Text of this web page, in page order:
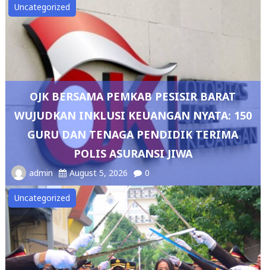
Uncategorized
OJK BERSAMA PEMKAB PESISIR BARAT
WUJUDKAN INKLUSI KEUANGAN NYATA: 150
GURU DAN TENAGA PENDIDIK TERIMA
POLIS ASURANSI JIWA
admin August 5, 2026 0
Uncategorized